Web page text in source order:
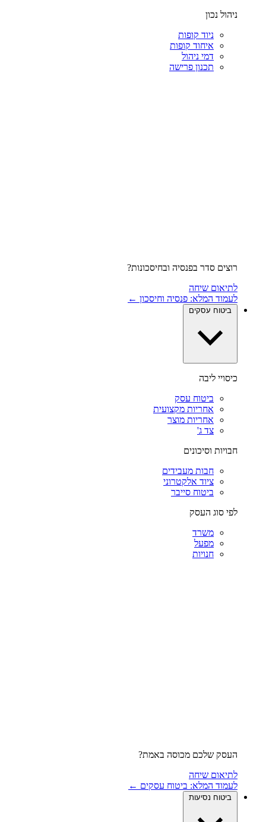
ניהול נכון
ניוד קופות
איחוד קופות
דמי ניהול
תכנון פרישה
רוצים סדר בפנסיה ובחיסכונות?
לתיאום שיחה
לעמוד המלא: פנסיה וחיסכון ←
ביטוח עסקים
כיסויי ליבה
ביטוח עסק
אחריות מקצועית
אחריות מוצר
צד ג'
חבויות וסיכונים
חבות מעבידים
ציוד אלקטרוני
ביטוח סייבר
לפי סוג העסק
משרד
מפעל
חנויות
העסק שלכם מכוסה באמת?
לתיאום שיחה
לעמוד המלא: ביטוח עסקים ←
ביטוח נסיעות